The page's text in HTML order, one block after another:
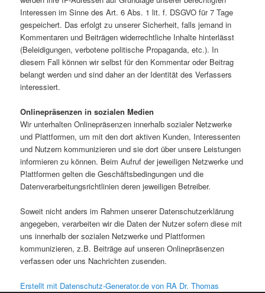
Interessen im Sinne des Art. 6 Abs. 1 lit. f. DSGVO für 7 Tage
gespeichert. Das erfolgt zu unserer Sicherheit, falls jemand in
Kommentaren und Beiträgen widerrechtliche Inhalte hinterlässt
(Beleidigungen, verbotene politische Propaganda, etc.). In
diesem Fall können wir selbst für den Kommentar oder Beitrag
belangt werden und sind daher an der Identität des Verfassers
interessiert.
Onlinepräsenzen in sozialen Medien
Wir unterhalten Onlinepräsenzen innerhalb sozialer Netzwerke
und Plattformen, um mit den dort aktiven Kunden, Interessenten
und Nutzern kommunizieren und sie dort über unsere Leistungen
informieren zu können. Beim Aufruf der jeweiligen Netzwerke und
Plattformen gelten die Geschäftsbedingungen und die
Datenverarbeitungsrichtlinien deren jeweiligen Betreiber.
Soweit nicht anders im Rahmen unserer Datenschutzerklärung
angegeben, verarbeiten wir die Daten der Nutzer sofern diese mit
uns innerhalb der sozialen Netzwerke und Plattformen
kommunizieren, z.B. Beiträge auf unseren Onlinepräsenzen
verfassen oder uns Nachrichten zusenden.
Erstellt mit Datenschutz-Generator.de von RA Dr. Thomas